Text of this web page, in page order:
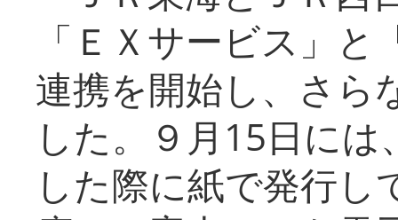
「ＥＸサービス」
連携を開始し、さら
した。９月15日に
した際に紙で発行し